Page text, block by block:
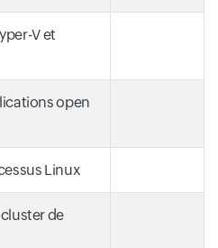
V et
open
Linux
cluster de